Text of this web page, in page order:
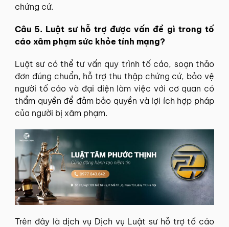
chứng cứ.
Câu 5. Luật sư hỗ trợ được vấn đề gì trong tố
cáo xâm phạm sức khỏe tính mạng?
Luật sư có thể tư vấn quy trình tố cáo, soạn thảo
đơn đúng chuẩn, hỗ trợ thu thập chứng cứ, bảo vệ
người tố cáo và đại diện làm việc với cơ quan có
thẩm quyền để đảm bảo quyền và lợi ích hợp pháp
của người bị xâm phạm.
Trên đây là dịch vụ Dịch vụ Luật sư hỗ trợ tố cáo